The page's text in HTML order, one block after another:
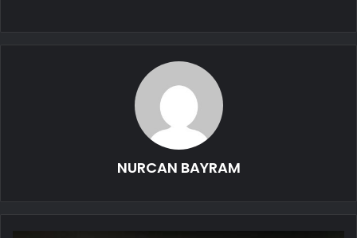
NURCAN BAYRAM